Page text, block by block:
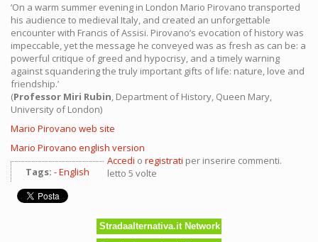
‘On a warm summer evening in London Mario Pirovano transported
his audience to medieval Italy, and created an unforgettable
encounter with Francis of Assisi. Pirovano’s evocation of history was
impeccable, yet the message he conveyed was as fresh as can be: a
powerful critique of greed and hypocrisy, and a timely warning
against squandering the truly important gifts of life: nature, love and
friendship.’
(Professor Miri Rubin, Department of History, Queen Mary,
University of London)
Mario Pirovano web site
Mario Pirovano english version
Tags:
English
Accedi o registrati per inserire commenti.
letto 5 volte
Stradaalternativa.it Network